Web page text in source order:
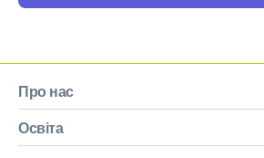
Про нас
Освіта